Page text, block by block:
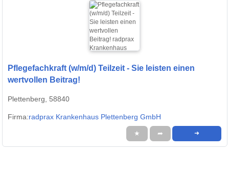
Pflegefachkraft (w/m/d) Teilzeit - Sie leisten einen
wertvollen Beitrag!
Plettenberg, 58840
Firma:radprax Krankenhaus Plettenberg GmbH
★ ➦ ➜